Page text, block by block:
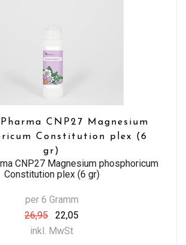
CNP27 Magnesium
Constitution plex (6
gr)
CNP27 Magnesium phosphoricum
Constitution plex (6 gr)
per 6 Gramm
26,95
22,05
inkl. MwSt